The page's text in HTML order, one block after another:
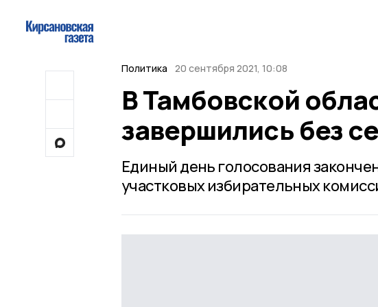
Политика 20 сентября 2021, 10:08
В Тамбовской
завершились без
Единый день голосования
участковых избирательных